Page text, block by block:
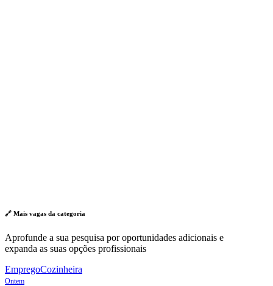
🔗 Mais vagas da categoria
Aprofunde a sua pesquisa por oportunidades adicionais e
expanda as suas opções profissionais
EmpregoCozinheira
Ontem